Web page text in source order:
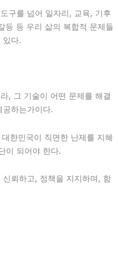
구를 넘어 일자리, 교육, 기후
등 등 우리 삶의 복합적 문제들
있다.
, 그 기술이 어떤 문제를 해결
하는가이다.
한민국이 직면한 난제를 지혜
이 되어야 한다.
뢰하고, 정책을 지지하며, 함